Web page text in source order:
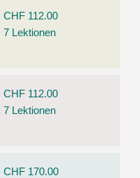
CHF 112.00
7 Lektionen
CHF 112.00
7 Lektionen
CHF 170.00